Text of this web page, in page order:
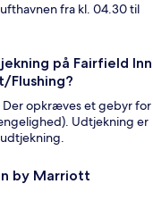
fra kl. 04.30 til
på Fairfield Inn
Flushing?
Der opkræves et gebyr for
Udtjekning er
by Marriott